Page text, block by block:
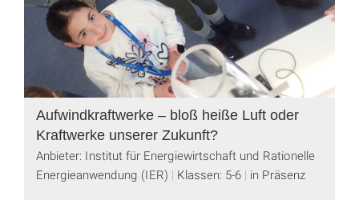
Aufwindkraftwerke – bloß heiße Luft oder
Kraftwerke unserer Zukunft?
Anbieter: Institut für Energiewirtschaft und Rationelle
Energieanwendung (IER)
Klassen: 5-6 in Präsenz